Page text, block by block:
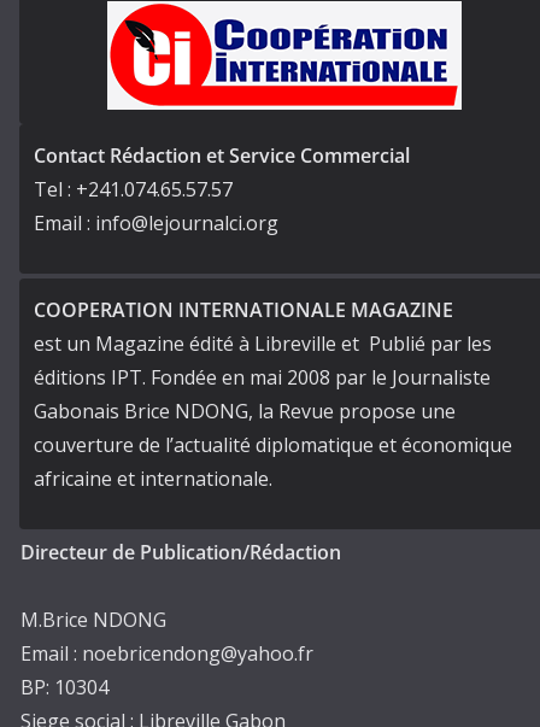
Contact Rédaction et Service Commercial
Tel : +241.074.65.57.57
Email : info@lejournalci.org
COOPERATION INTERNATIONALE MAGAZINE
est un Magazine édité à Libreville et Publié par les
éditions IPT. Fondée en mai 2008 par le Journaliste
Gabonais Brice NDONG, la Revue propose une
couverture de l’actualité diplomatique et économique
africaine et internationale.
Directeur de Publication/Rédaction
M.Brice NDONG
Email : noebricendong@yahoo.fr
BP: 10304
Siege social : Libreville Gabon